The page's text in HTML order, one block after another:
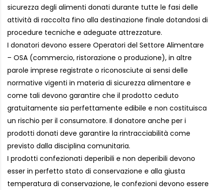
sicurezza degli alimenti donati durante tutte le fasi delle
attività di raccolta fino alla destinazione finale dotandosi di
procedure tecniche e adeguate attrezzature.
I donatori devono essere Operatori del Settore Alimentare
– OSA (commercio, ristorazione o produzione), in altre
parole imprese registrate o riconosciute ai sensi delle
normative vigenti in materia di sicurezza alimentare e
come tali devono garantire che il prodotto ceduto
gratuitamente sia perfettamente edibile e non costituisca
un rischio per il consumatore. Il donatore anche per i
prodotti donati deve garantire la rintracciabilità come
previsto dalla disciplina comunitaria.
I prodotti confezionati deperibili e non deperibili devono
esser in perfetto stato di conservazione e alla giusta
temperatura di conservazione, le confezioni devono essere